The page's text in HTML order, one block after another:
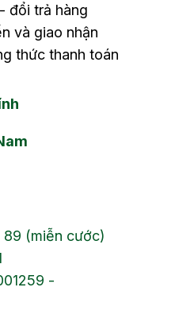
đổi trả hàng
và giao nhận
thức thanh toán
89 (miễn cước)
-